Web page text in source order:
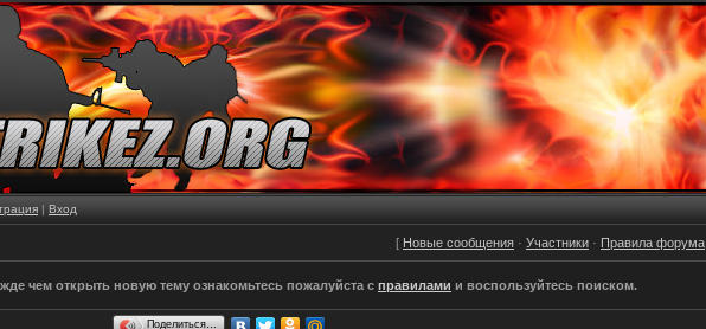
| Вход
[ Новые сообщения · Участники · Правила форума
чем открыть новую тему ознакомьтесь пожалуйста с правилами и воспользуйтесь поиском.
Поделиться…